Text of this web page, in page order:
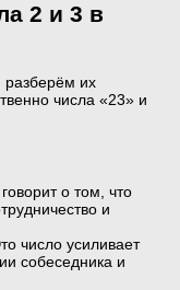
2 и 3 в
разберём их
числа «23» и
говорит о том, что
и
число усиливает
собеседника и